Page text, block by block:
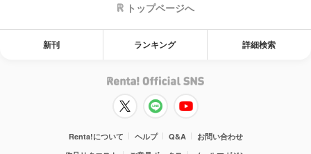
トップページへ
新刊 ランキング 詳細検索
Renta!について ヘルプ Q&A
お問い合わせ